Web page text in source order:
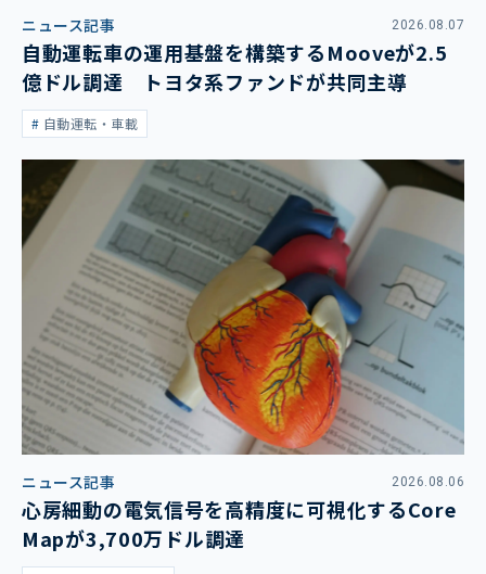
ニュース記事 2026.08.07
自動運転車の運用基盤を構築するMooveが2.5
億ドル調達 トヨタ系ファンドが共同主導
自動運転・車載
ニュース記事 2026.08.06
心房細動の電気信号を高精度に可視化するCore
Mapが3,700万ドル調達